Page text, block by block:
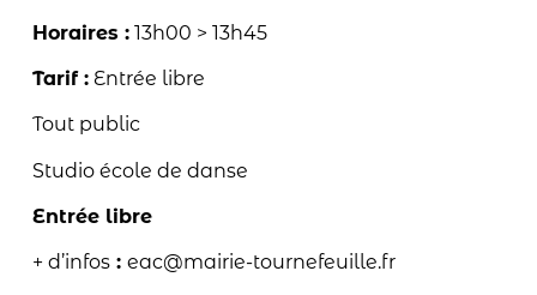
Horaires :13h00 > 13h45
Tarif :Entrée libre
Tout public
Studio école de danse
Entrée libre
+ d’infos: eac@mairie-tournefeuille.fr